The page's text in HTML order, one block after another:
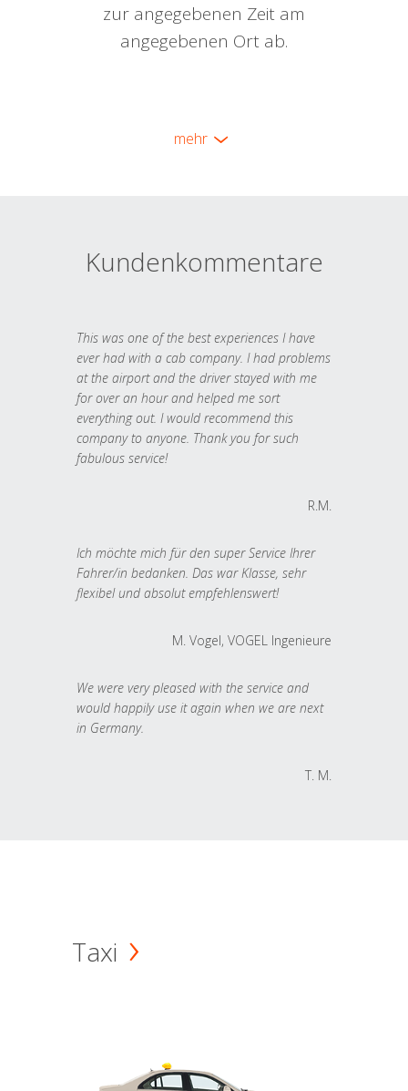
zur angegebenen Zeit am
angegebenen Ort ab.
mehr
Kundenkommentare
This was one of the best experiences I have
ever had with a cab company. I had problems
at the airport and the driver stayed with me
for over an hour and helped me sort
everything out. I would recommend this
company to anyone. Thank you for such
fabulous service!
R.M.
Ich möchte mich für den super Service Ihrer
Fahrer/in bedanken. Das war Klasse, sehr
flexibel und absolut empfehlenswert!
M. Vogel, VOGEL Ingenieure
We were very pleased with the service and
would happily use it again when we are next
in Germany.
T. M.
Taxi